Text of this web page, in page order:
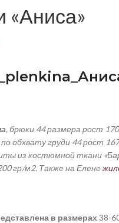
«Аниса»
plenkina
, брюки 44 размера рост
обхвату груди 44 рост
из костюмной ткани
гр/м2. Также на Елене
в размерах38-